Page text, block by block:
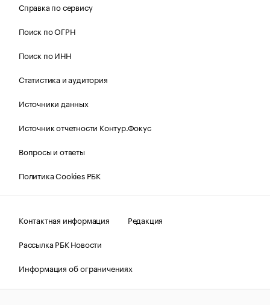
Справка по сервису
Поиск по ОГРН
Поиск по ИНН
Статистика и аудитория
Источники данных
Источник отчетности Контур.Фокус
Вопросы и ответы
Политика Cookies РБК
Контактная информация
Редакция
Рассылка РБК Новости
Информация об ограничениях
Правовая информация
О соблюдении авторских прав